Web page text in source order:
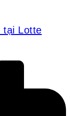
tại Lotte